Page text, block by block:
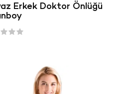
Erkek Doktor Önlüğü